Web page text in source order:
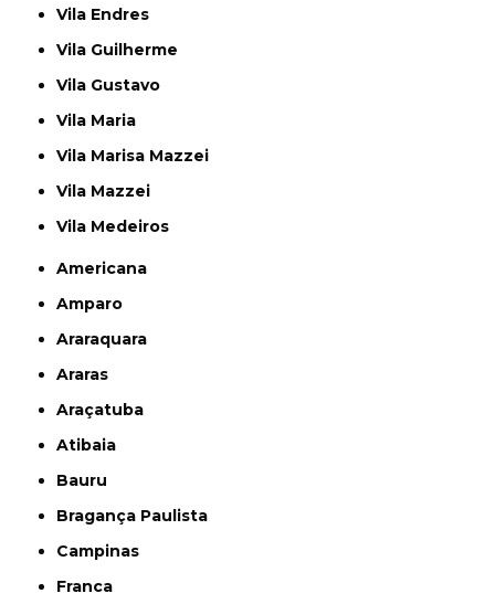
Vila Endres
Vila Guilherme
Vila Gustavo
Vila Maria
Vila Marisa Mazzei
Vila Mazzei
Vila Medeiros
Americana
Amparo
Araraquara
Araras
Araçatuba
Atibaia
Bauru
Bragança Paulista
Campinas
Franca